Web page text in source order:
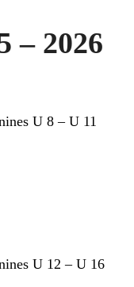
– 2026
U 8 – U 11
U 12 – U 16